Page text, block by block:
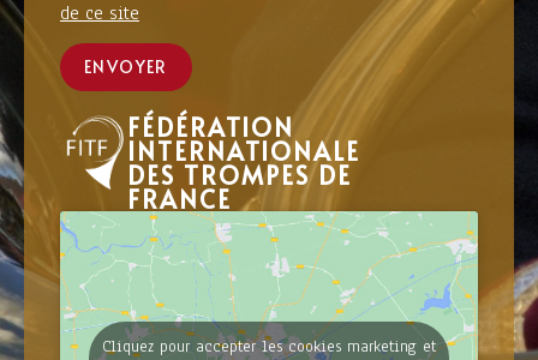
de ce site
ENVOYER
FÉDÉRATION
INTERNATIONALE
DES TROMPES DE
FRANCE
Cliquez pour accepter les cookies marketing et